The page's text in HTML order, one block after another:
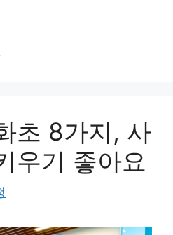
초 8가지, 사
우기 좋아요